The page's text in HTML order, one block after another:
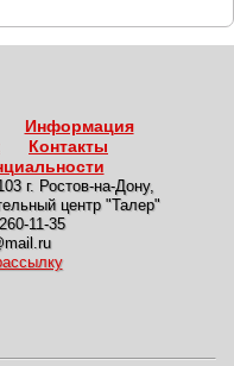
Информация
Контакты
г. Ростов-на-Дону,
центр "Талер"
11-35